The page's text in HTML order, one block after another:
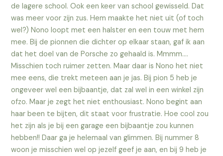
de lagere school. Ook een keer van school gewisseld. Dat
was meer voor zijn zus. Hem maakte het niet uit (of toch
wel?) Nono loopt met een halster en een touw met hem
mee. Bij de pionnen die dichter op elkaar staan, gaf ik aan
dat het doel van de Porsche zo gehaald is. Mmmm….
Misschien toch ruimer zetten. Maar daar is Nono het niet
mee eens, die trekt meteen aan je jas. Bij pion 5 heb je
ongeveer wel een bijbaantje, dat zal wel in een winkel zijn
ofzo. Maar je zegt het niet enthousiast. Nono begint aan
haar been te bijten, dit staat voor frustratie. Hoe cool zou
het zijn als je bij een garage een bijbaantje zou kunnen
hebben!! Daar ga je helemaal van glimmen. Bij nummer 8
woon je misschien wel op jezelf geef je aan, en bij 9 heb je